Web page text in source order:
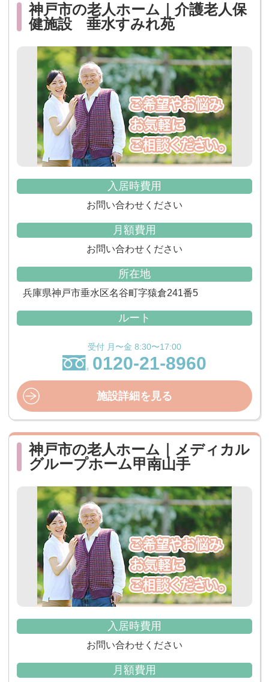
神戸市の老人ホーム｜介護老人保
健施設 垂水すみれ苑
入居時費用
お問い合わせください
月額費用
お問い合わせください
所在地
兵庫県神戸市垂水区名谷町字猿倉241番5
ルート
受付 月〜金 8:30〜17:00
0120-21-8960
施設詳細を見る
神戸市の老人ホーム｜メディカル
グループホーム甲南山手
入居時費用
お問い合わせください
月額費用